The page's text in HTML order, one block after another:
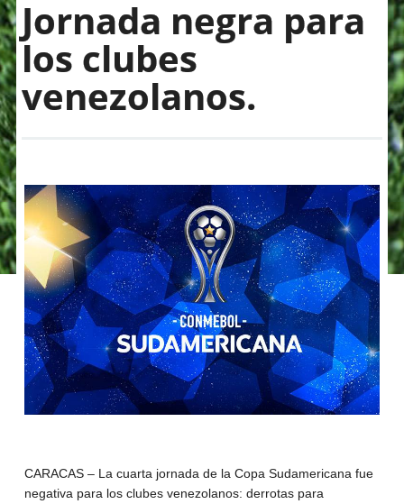
Jornada negra para
los clubes
venezolanos.
CARACAS – La cuarta jornada de la Copa Sudamericana fue
negativa para los clubes venezolanos: derrotas para